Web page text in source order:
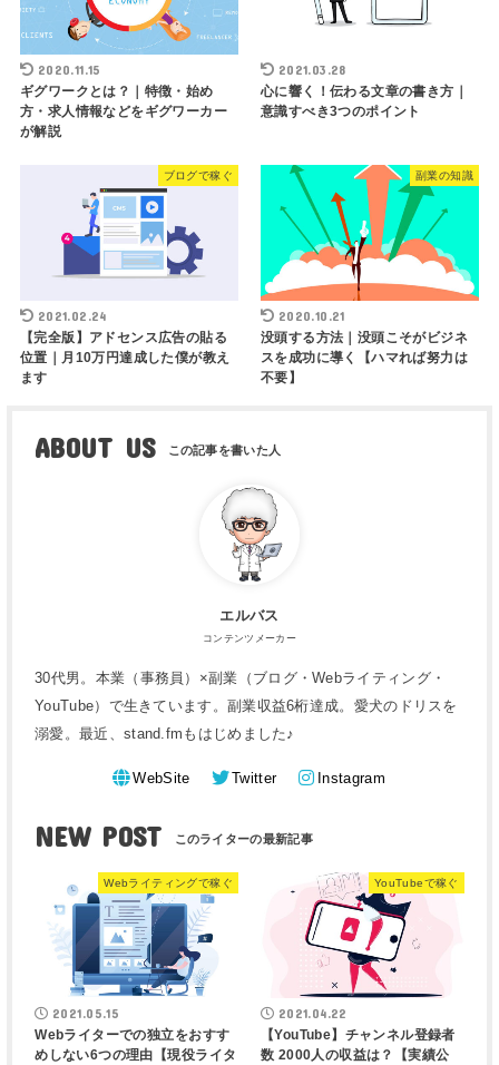
2020.11.15
ギグワークとは？｜特徴・始め
方・求人情報などをギグワーカー
が解説
2021.03.28
心に響く！伝わる文章の書き方｜
意識すべき3つのポイント
ブログで稼ぐ
2021.02.24
【完全版】アドセンス広告の貼る
位置｜月10万円達成した僕が教え
ます
副業の知識
2020.10.21
没頭する方法｜没頭こそがビジネ
スを成功に導く【ハマれば努力は
不要】
ABOUT US
エルバス
コンテンツメーカー
30代男。本業（事務員）×副業（ブログ・Webライティング・
YouTube）で生きています。副業収益6桁達成。愛犬のドリスを
溺愛。最近、stand.fmもはじめました♪
WebSite Twitter Instagram
NEW POST
Webライティングで稼ぐ
2021.05.15
Webライターでの独立をおすす
めしない6つの理由【現役ライタ
YouTubeで稼ぐ
2021.04.22
【YouTube】チャンネル登録者
数 2000人の収益は？【実績公